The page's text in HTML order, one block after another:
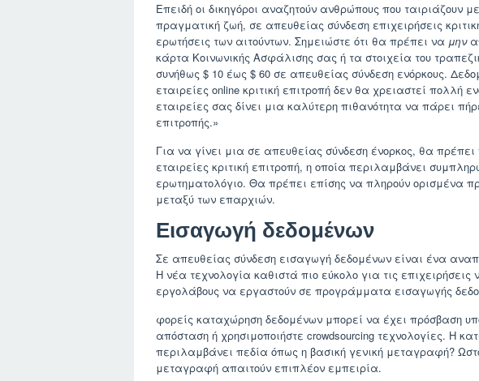
Επειδή οι δικηγόροι αναζητούν ανθρώπους που ταιριάζουν
πραγματική ζωή, σε απευθείας σύνδεση επιχειρήσεις
ερωτήσεις των αιτούντων. Σημειώστε ότι θα πρέπει να μην
κάρτα Κοινωνικής Ασφάλισης σας ή τα στοιχεία του
συνήθως $ 10 έως $ 60 σε απευθείας σύνδεση ενόρκους.
εταιρείες online κριτική επιτροπή δεν θα χρειαστεί πολλή
εταιρείες σας δίνει μια καλύτερη πιθανότητα να πάρει
επιτροπής.»
Για να γίνει μια σε απευθείας σύνδεση ένορκος, θα
εταιρείες κριτική επιτροπή, η οποία περιλαμβάνει
ερωτηματολόγιο. Θα πρέπει επίσης να πληρούν ορισμένα
μεταξύ των επαρχιών.
Εισαγωγή δεδομένων
Σε απευθείας σύνδεση εισαγωγή δεδομένων είναι ένα
Η νέα τεχνολογία καθιστά πιο εύκολο για τις
εργολάβους να εργαστούν σε προγράμματα εισαγωγής
φορείς καταχώρηση δεδομένων μπορεί να έχει πρόσβαση
απόσταση ή χρησιμοποιήστε crowdsourcing τεχνολογίες. Η
περιλαμβάνει πεδία όπως η βασική γενική μεταγραφή?
μεταγραφή απαιτούν επιπλέον εμπειρία.